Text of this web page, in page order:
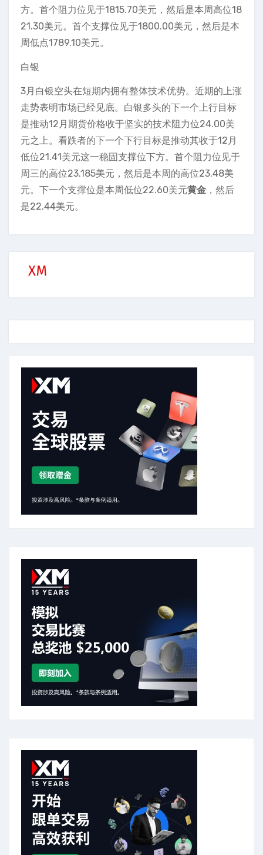
方。首个阻力位见于1815.70美元，然后是本周高位18
21.30美元。首个支撑位见于1800.00美元，然后是本
周低点1789.10美元。
白银
3月白银空头在短期内拥有整体技术优势。近期的上涨
走势表明市场已经见底。白银多头的下一个上行目标
是推动12月期货价格收于坚实的技术阻力位24.00美
元之上。看跌者的下一个下行目标是推动其收于12月
低位21.41美元这一稳固支撑位下方。首个阻力位见于
周三的高位23.185美元，然后是本周的高位23.48美
元。下一个支撑位是本周低位22.60美元黄金 ，然后
是22.44美元。
XM